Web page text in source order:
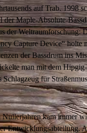
auf Trab. 1998
der Maple-Absolute-
der Weltraumforschung:
Capture Device“ holte
der Bassdrum ins
man mit dem
Schlagzeug für
kam immer
Entwicklungsabteilung.